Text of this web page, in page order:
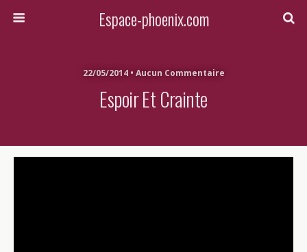
Espace-phoenix.com
22/05/2014 • Aucun Commentaire
Espoir Et Crainte